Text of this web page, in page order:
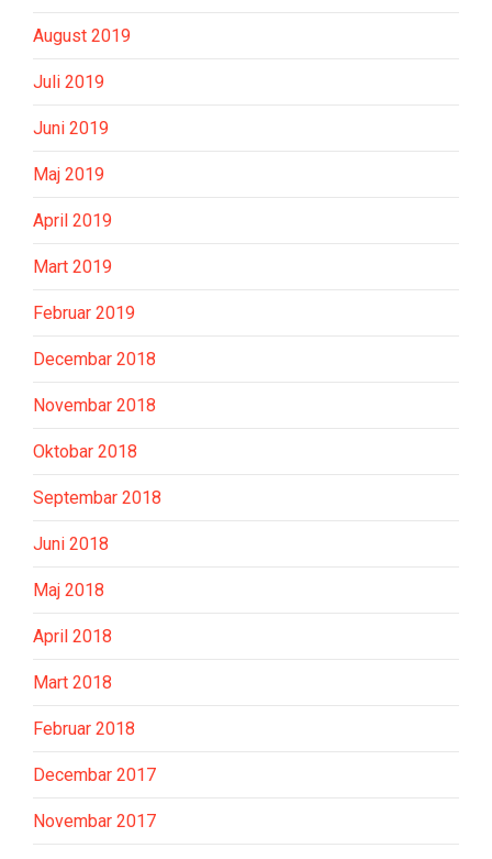
August 2019
Juli 2019
Juni 2019
Maj 2019
April 2019
Mart 2019
Februar 2019
Decembar 2018
Novembar 2018
Oktobar 2018
Septembar 2018
Juni 2018
Maj 2018
April 2018
Mart 2018
Februar 2018
Decembar 2017
Novembar 2017